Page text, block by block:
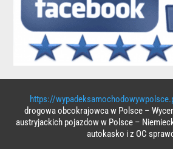
https://
drogowa obcokrajowca w Polsce –
austryjackich pojazdow w Polsce –
autokasko i z OC